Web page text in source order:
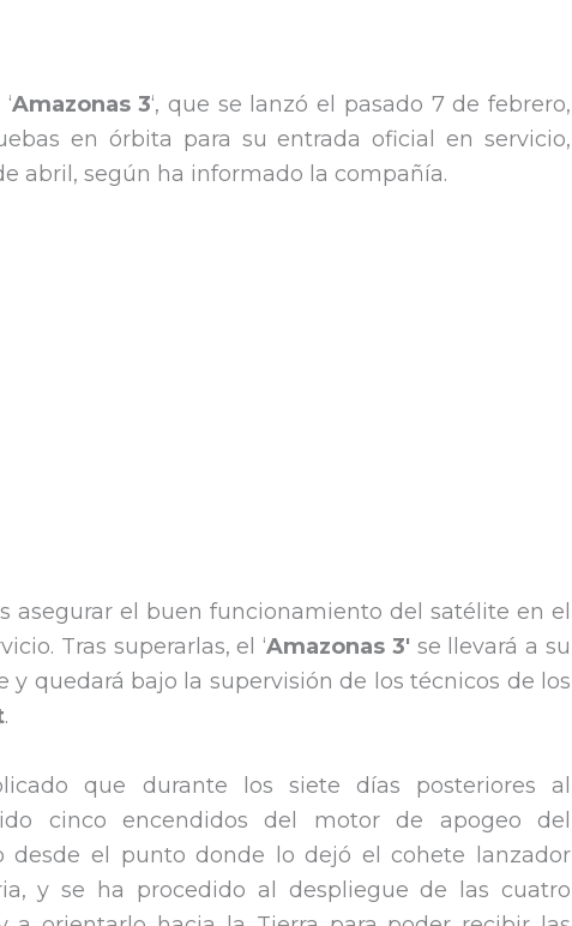
‘Amazonas 3‘, que se lanzó el pasado 7 de febrero,
en órbita para su entrada oficial en servicio,
abril, según ha informado la compañía.
asegurar el buen funcionamiento del satélite en el
Tras superarlas, el ‘Amazonas 3′ se llevará a su
y quedará bajo la supervisión de los técnicos de los
.
que durante los siete días posteriores al
cinco encendidos del motor de apogeo del
desde el punto donde lo dejó el cohete lanzador
y se ha procedido al despliegue de las cuatro